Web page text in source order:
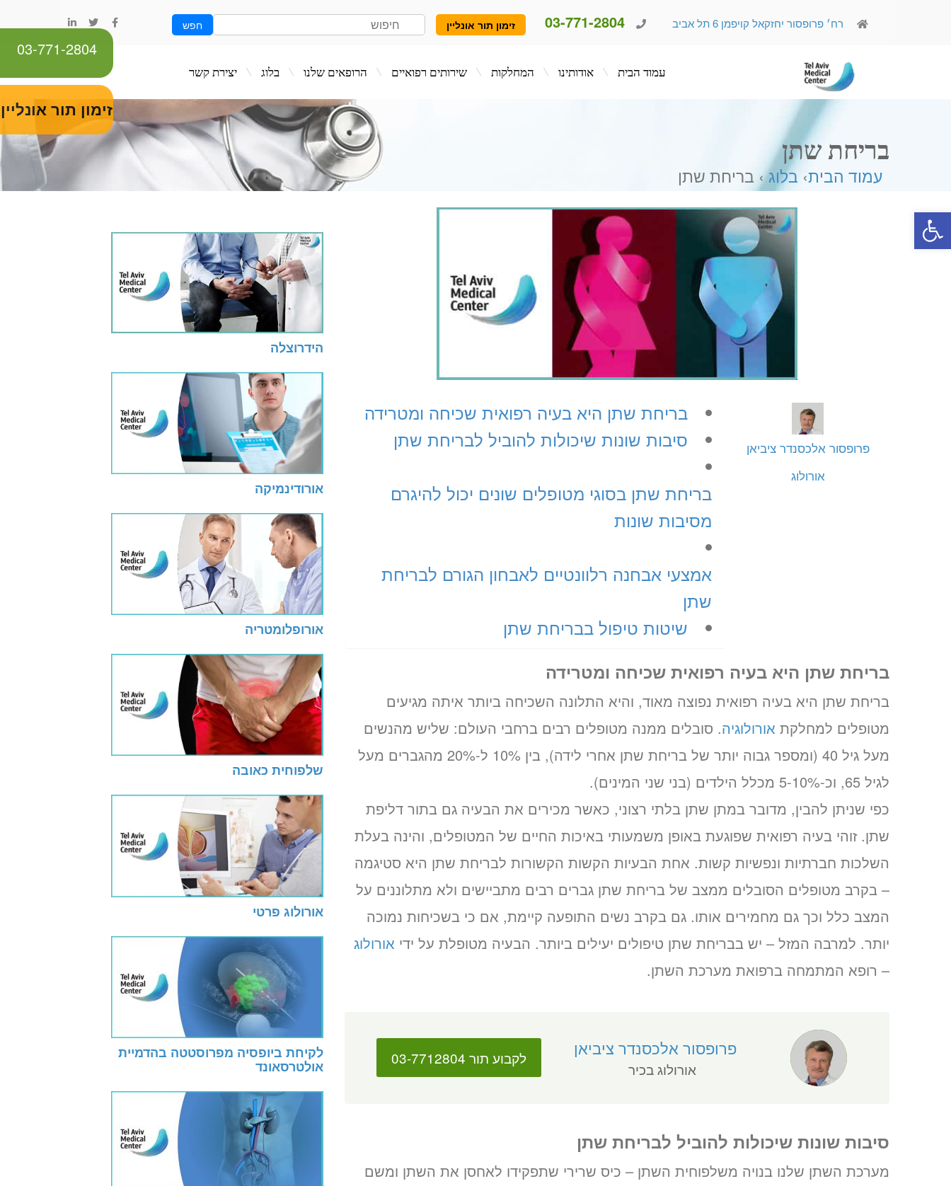
פתח סרגל נגישות
רח׳ פרופסור יחזקאל קויפמן 6 תל אביב 03-771-2804 זימון תור אונליין חפש
בריחת שתן
עמוד הבית› בלוג› בריחת שתן
פרופסור אלכסנדר ציביאן
אורולוג
בריחת שתן היא בעיה רפואית שכיחה ומטרידה
סיבות שונות שיכולות להוביל לבריחת שתן
בריחת שתן בסוגי מטופלים שונים יכול להיגרם
מסיבות שונות
אמצעי אבחנה רלוונטיים לאבחון הגורם לבריחת
שתן
שיטות טיפול בבריחת שתן
בריחת שתן היא בעיה רפואית שכיחה ומטרידה
בריחת שתן היא בעיה רפואית נפוצה מאוד, והיא התלונה השכיחה ביותר איתה מגיעים
מטופלים למחלקת אורולוגיה. סובלים ממנה מטופלים רבים ברחבי העולם: שליש מהנשים
מעל גיל 40 (ומספר גבוה יותר של בריחת שתן אחרי לידה), בין 10% ל-20% מהגברים מעל
לגיל 65, וכ-5-10% מכלל הילדים (בני שני המינים).
כפי שניתן להבין, מדובר במתן שתן בלתי רצוני, כאשר מכירים את הבעיה גם בתור דליפת
שתן. זוהי בעיה רפואית שפוגעת באופן משמעותי באיכות החיים של המטופלים, והינה בעלת
השלכות חברתיות ונפשיות קשות. אחת הבעיות הקשות הקשורות לבריחת שתן היא סטיגמה
– בקרב מטופלים הסובלים ממצב של בריחת שתן גברים רבים מתביישים ולא מתלוננים על
המצב כלל וכך גם מחמירים אותו. גם בקרב נשים התופעה קיימת, אם כי בשכיחות נמוכה
יותר. למרבה המזל – יש בבריחת שתן טיפולים יעילים ביותר. הבעיה מטופלת על ידי אורולוג
– רופא המתמחה ברפואת מערכת השתן.
פרופסור אלכסנדר ציביאן
אורולוג בכיר
לקבוע תור 03-7712804
סיבות שונות שיכולות להוביל לבריחת שתן
מערכת השתן שלנו בנויה משלפוחית השתן – כיס שרירי שתפקידו לאחסן את השתן ומשם
הידרוצלה
אורודינמיקה
אורופלומטריה
שלפוחית כאובה
אורולוג פרטי
לקיחת ביופסיה מפרוסטטה בהדמיית
אולטרסאונד
זימון תור אונליין
03-771-2804